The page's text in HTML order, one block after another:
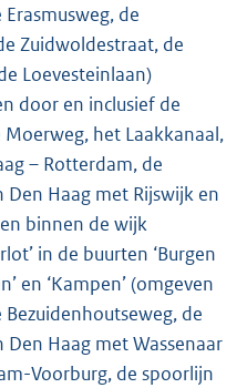
de
Zuidwoldestraat, de
Loevesteinlaan)
door en inclusief de
het Laakkanaal,
– Rotterdam, de
Den Haag met Rijswijk en
binnen de wijk
in de buurten ‘Burgen
en ‘Kampen’ (omgeven
de
Haag met Wassenaar
Voorburg, de spoorlijn